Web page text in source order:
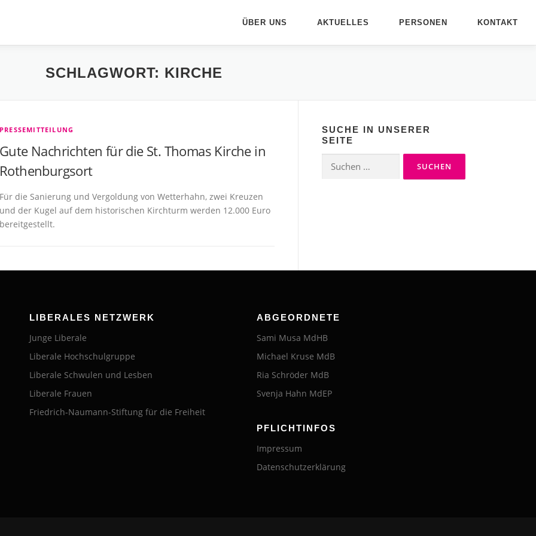
ÜBER UNS AKTUELLES PERSONEN KONTAKT
SCHLAGWORT: KIRCHE
PRESSEMITTEILUNG
Gute Nachrichten für die St. Thomas Kirche in
Rothenburgsort
Für die Sanierung und Vergoldung von Wetterhahn, zwei Kreuzen
und der Kugel auf dem historischen Kirchturm werden 12.000 Euro
bereitgestellt.
SUCHE IN UNSERER
SEITE
Suchen
nach:
LIBERALES NETZWERK
Junge Liberale
Liberale Hochschulgruppe
Liberale Schwulen und Lesben
Liberale Frauen
Friedrich-Naumann-Stiftung für die Freiheit
ABGEORDNETE
Sami Musa MdHB
Michael Kruse MdB
Ria Schröder MdB
Svenja Hahn MdEP
PFLICHTINFOS
Impressum
Datenschutzerklärung